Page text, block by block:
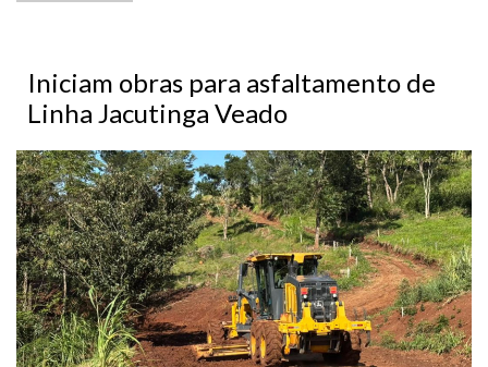
Iniciam obras para asfaltamento de
Linha Jacutinga Veado